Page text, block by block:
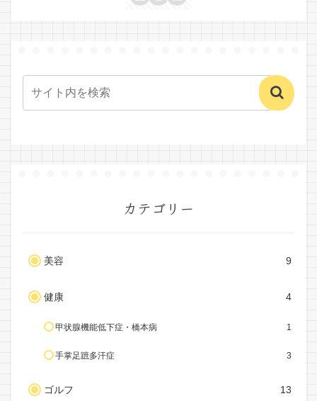
カテゴリー
美容 9
健康 4
甲状腺機能低下症・橋本病 1
手掌足蹠多汗症 3
ゴルフ 13